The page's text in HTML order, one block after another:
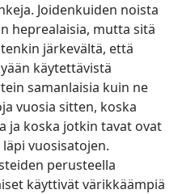
Joidenkuiden noista
heprealaisia, mutta sitä
järkevältä, että
käytettävistä
samanlaisia kuin ne
vuosia sitten, koska
ja koska jotkin tavat ovat
vuosisatojen.
perusteella
käyttivät värikkäämpiä